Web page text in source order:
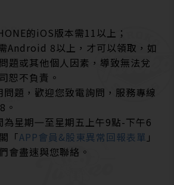
的iOS版本需11以上；
Android 8以上，才可以領取，如
題或其他個人因素，導致無法兌
恕不負責。
問題，歡迎您致電詢問，服務專線
為星期㇐至星期五上午9點-下午6
「APP會員&股東異常回報表單 」
會盡速與您聯絡。